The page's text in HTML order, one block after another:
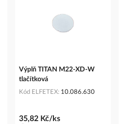
Výplň TITAN M22-XD-W
tlačítková
Kód ELFETEX 10.086.630
35,82 Kč/ks